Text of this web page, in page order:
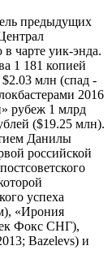
предыдущих
чарте уик-энда.
1 181 копией
млн (спад -
2016
рубеж 1 млрд
($19.25 млн).
Данилы
российской
успеха
«Ирония
Фокс СНГ),
Bazelevs) и